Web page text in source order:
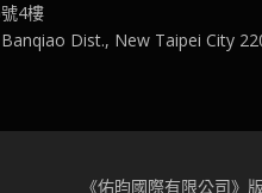
4樓
Dist., New Taipei City
《佑昀國際有限公司》